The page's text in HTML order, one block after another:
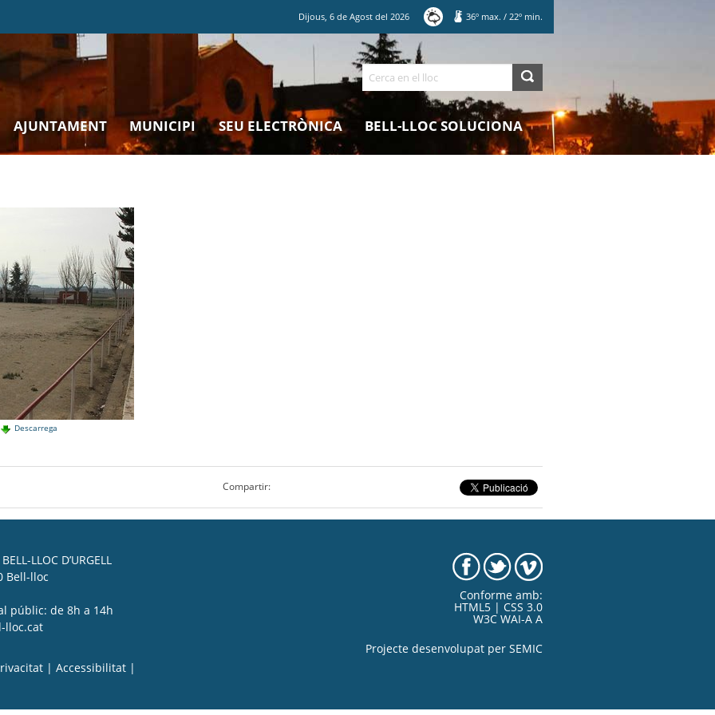
Dijous,6 deAgost del2026 36º max. / 22º min.
Cerca
AJUNTAMENT MUNICIPI SEU ELECTRÒNICA BELL-LLOC SOLUCIONA
Descarrega
Compartir:
LLOC D’URGELL
Bell-lloc
públic: de 8h a 14h
lloc.cat
| Accessibilitat |
Conforme amb:
HTML5 | CSS 3.0
W3C WAI-A A
Projecte desenvolupat per SEMIC